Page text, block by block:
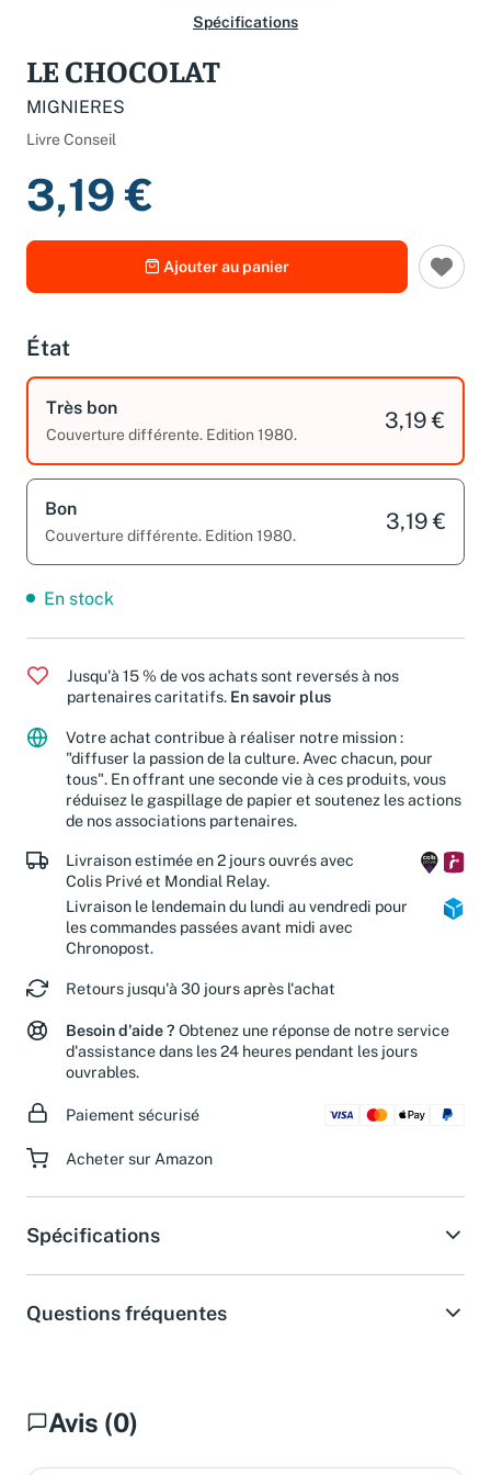
Spécifications
LE CHOCOLAT
MIGNIERES
Livre Conseil
3,19 €
Ajouter au panier
État
Très bon
Couverture différente. Edition 1980.
3,19 €
Bon
Couverture différente. Edition 1980.
3,19 €
En stock
Jusqu'à 15 % de vos achats sont reversés à nos
partenaires caritatifs. En savoir plus
Votre achat contribue à réaliser notre mission :
"diffuser la passion de la culture. Avec chacun, pour
tous". En offrant une seconde vie à ces produits, vous
réduisez le gaspillage de papier et soutenez les actions
de nos associations partenaires.
Livraison estimée en 2 jours ouvrés avec
Colis Privé et Mondial Relay.
Livraison le lendemain du lundi au vendredi pour
les commandes passées avant midi avec
Chronopost.
Retours jusqu'à 30 jours après l'achat
Besoin d'aide ? Obtenez une réponse de notre service
d'assistance dans les 24 heures pendant les jours
ouvrables.
Paiement sécurisé
Acheter sur Amazon
Spécifications
Questions fréquentes
Avis (0)